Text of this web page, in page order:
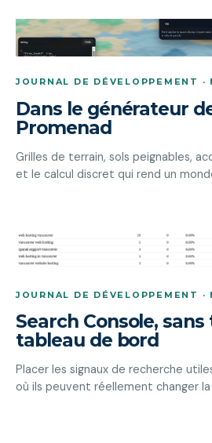
JOURNAL DE DÉVELOPPEMENT
Dans le générateur
Promenad
Grilles de terrain, sols peignables,
et le calcul discret qui rend un
JOURNAL DE DÉVELOPPEMENT
Search Console,
tableau de bord
Placer les signaux de recherche
où ils peuvent réellement changer